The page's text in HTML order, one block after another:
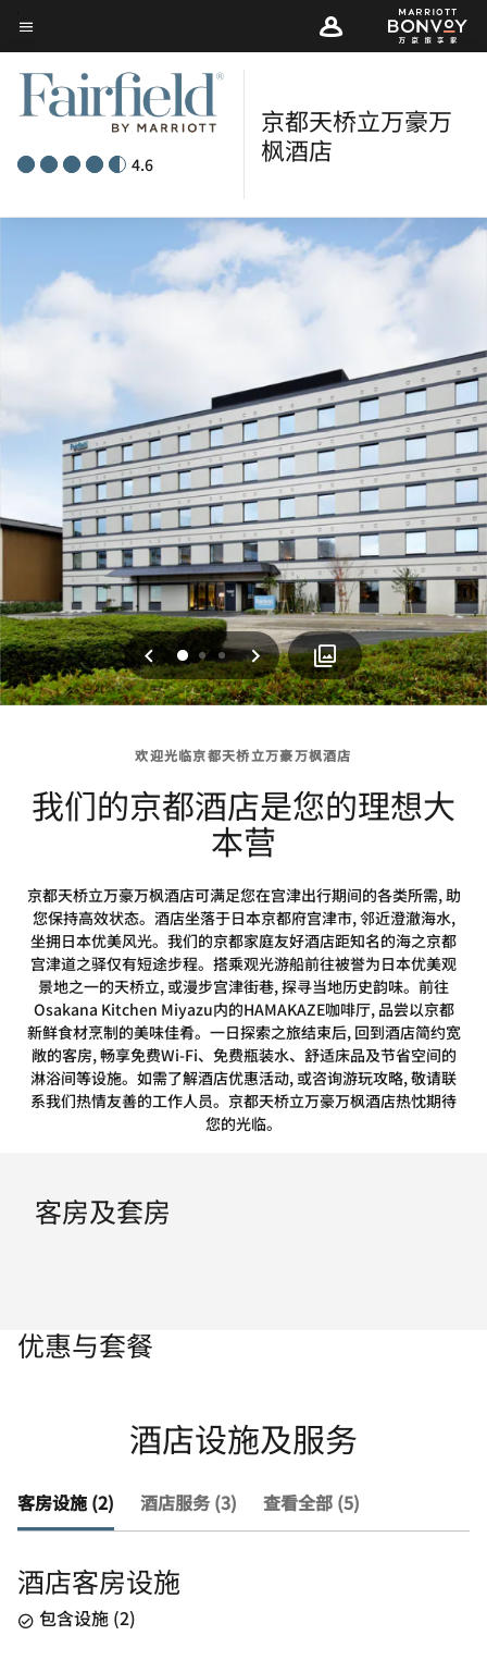
Skip
to
main
content
菜单文本
4.6
京都天桥立万豪万
枫酒店
上一页
012 下一页
欢迎光临京都天桥立万豪万枫酒店
我们的京都酒店是您的理想大
本营
京都天桥立万豪万枫酒店可满足您在宫津出行期间的各类所需, 助
您保持高效状态。酒店坐落于日本京都府宫津市, 邻近澄澈海水,
坐拥日本优美风光。我们的京都家庭友好酒店距知名的海之京都
宫津道之驿仅有短途步程。搭乘观光游船前往被誉为日本优美观
景地之一的天桥立, 或漫步宫津街巷, 探寻当地历史韵味。前往
Osakana Kitchen Miyazu内的HAMAKAZE咖啡厅, 品尝以京都
新鲜食材烹制的美味佳肴。一日探索之旅结束后, 回到酒店简约宽
敞的客房, 畅享免费Wi-Fi、免费瓶装水、舒适床品及节省空间的
淋浴间等设施。如需了解酒店优惠活动, 或咨询游玩攻略, 敬请联
系我们热情友善的工作人员。京都天桥立万豪万枫酒店热忱期待
您的光临。
客房及套房
优惠与套餐
酒店设施及服务
客房设施 (2) 酒店服务 (3) 查看全部 (5)
酒店客房设施
包含设施 (2)